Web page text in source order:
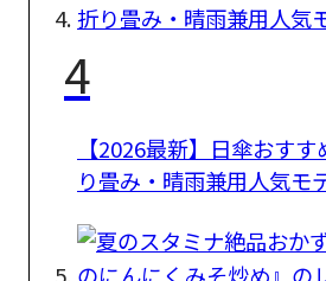
4
【2026最新】日傘おす
り畳み・晴雨兼用人気モ